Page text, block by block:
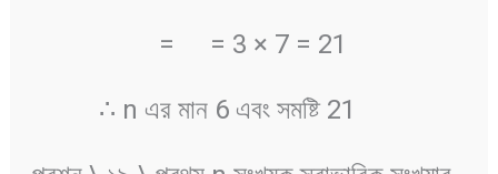
= = 3 × 7 = 21
∴ n এর মান 6 এবং সমষ্টি 21